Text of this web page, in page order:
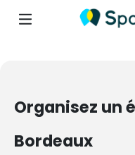
Organisez un
Bordeaux